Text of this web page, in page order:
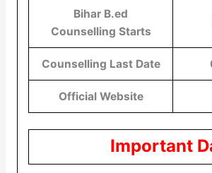
Bihar B.ed
Counselling Starts
Counselling Last Date
Official Website
Important